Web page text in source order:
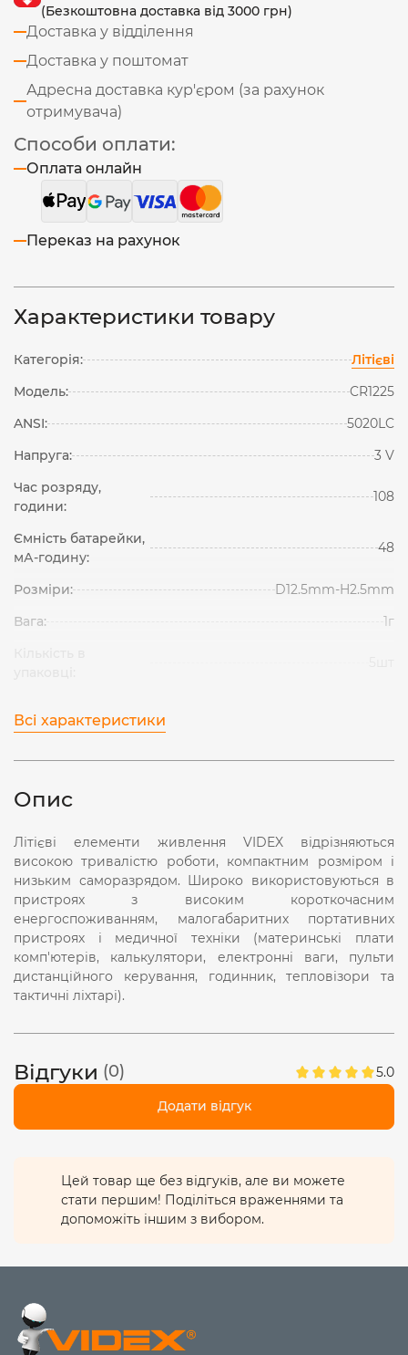
(Безкоштовна доставка від 3000 грн)
Доставка у відділення
Доставка у поштомат
Адресна доставка кур'єром (за рахунок
отримувача)
Способи оплати:
Оплата онлайн
Переказ на рахунок
Характеристики товару
Категорія:
Літієві
Модель:
CR1225
ANSI:
5020LC
Напруга:
3 V
Час розряду,
години:
108
Ємність батарейки,
мА-годину:
48
Розміри:
D12.5mm-H2.5mm
Вага:
1г
Всі характеристики
Опис
Літієві елементи живлення VIDEX відрізняються
високою тривалістю роботи, компактним розміром і
низьким саморазрядом. Широко використовуються в
пристроях з високим короткочасним
енергоспоживанням, малогабаритних портативних
пристроях і медичної техніки (материнські плати
комп'ютерів, калькулятори, електронні ваги, пульти
дистанційного керування, годинник, тепловізори та
тактичні ліхтарі).
Відгуки (0) 5.0
Додати відгук
Цей товар ще без відгуків, але ви можете
стати першим! Поділіться враженнями та
допоможіть іншим з вибором.